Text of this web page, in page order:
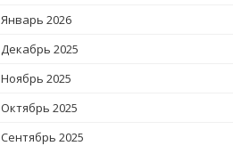
Январь 2026
Декабрь 2025
Ноябрь 2025
Октябрь 2025
Сентябрь 2025